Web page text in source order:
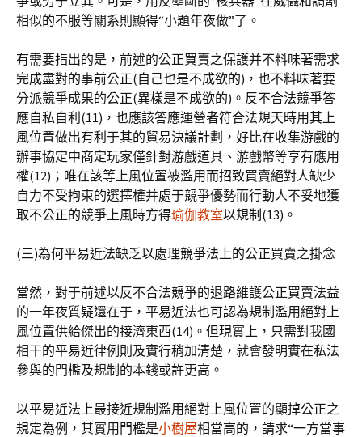
相似的不服等關系則顯得“小題年夜做”了。
有需要指出的是，前述的公正買賣之保護并不料味著需求
完成盡對的事前公正(自己也是不成欲的)，也不料味著要
分派競爭成果的公正(異樣是不成欲的)。反不合法競爭答
應自私自利(11)，也應該答應運營者符合法規天時用其上
風位置做出有利于其的貿易決議計劃，好比在收集游戲的
辦事協定中商定玩家僅針對游戲道具、游戲幣等享有應用
權(12)；唯在該等上風位置被濫用而招致買賣絕對人缺少
自力不受拘束的選擇權并處于競爭優勢而行動人不妥地獲
取不公正的競爭上風時方得瑜伽教室以規制(13)。
(三)為何平易近法缺乏以處理競爭法上的公正買賣之掛念
當然，對于前述以反不合法競爭的退路維護公正買賣法益
的一年夜質疑還在于，平易近法也可認為規制濫用絕對上
風位置供給傑出的接濟東西(14)。但現實上，只需對我國
相干的平易近律例則及實行稍加清楚，就會發明實在私法
參與的門檻及規制的本錢或許更高。
以平易近法上最接近規制濫用絕對上風位置的顯掉公正之
規定為例，其實用門檻是小樹屋相當高的，請求“一方當事